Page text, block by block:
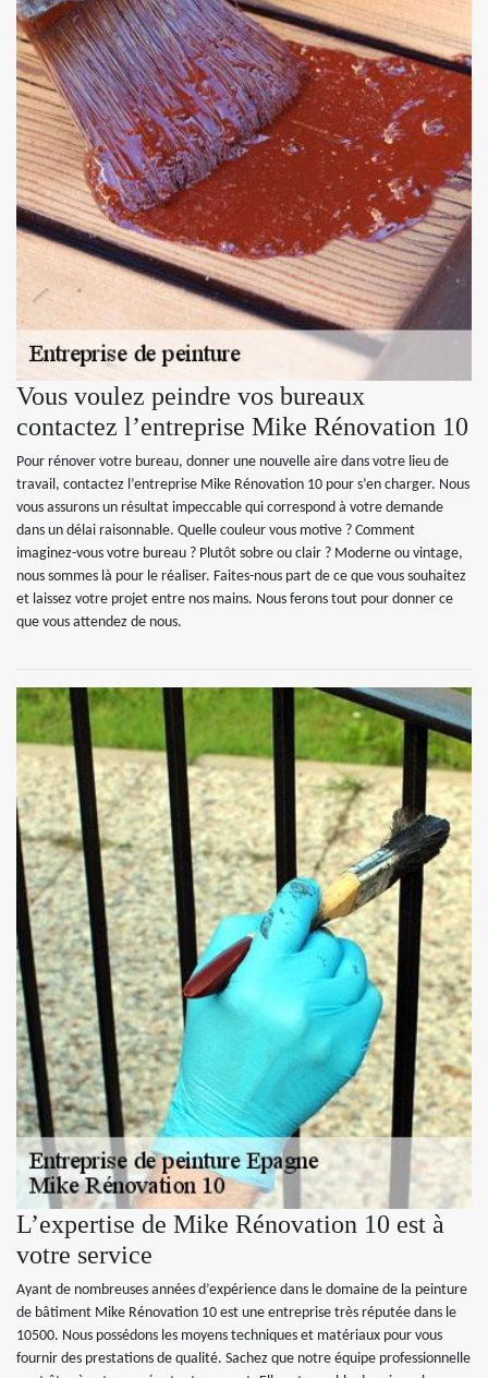
Vous voulez peindre vos bureaux
contactez l’entreprise Mike Rénovation 10
Pour rénover votre bureau, donner une nouvelle aire dans votre lieu de
travail, contactez l’entreprise Mike Rénovation 10 pour s’en charger. Nous
vous assurons un résultat impeccable qui correspond à votre demande
dans un délai raisonnable. Quelle couleur vous motive ? Comment
imaginez-vous votre bureau ? Plutôt sobre ou clair ? Moderne ou vintage,
nous sommes là pour le réaliser. Faites-nous part de ce que vous souhaitez
et laissez votre projet entre nos mains. Nous ferons tout pour donner ce
que vous attendez de nous.
L’expertise de Mike Rénovation 10 est à
votre service
Ayant de nombreuses années d’expérience dans le domaine de la peinture
de bâtiment Mike Rénovation 10 est une entreprise très réputée dans le
10500. Nous possédons les moyens techniques et matériaux pour vous
fournir des prestations de qualité. Sachez que notre équipe professionnelle